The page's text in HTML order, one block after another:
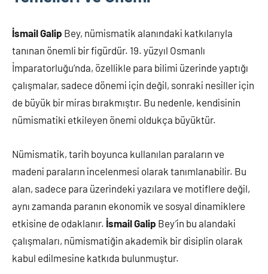
İsmail Galip Bey, nümismatik alanındaki katkılarıyla
tanınan önemli bir figürdür. 19. yüzyıl Osmanlı
İmparatorluğu’nda, özellikle para bilimi üzerinde yaptığı
çalışmalar, sadece dönemi için değil, sonraki nesiller için
de büyük bir miras bırakmıştır. Bu nedenle, kendisinin
nümismatiki etkileyen önemi oldukça büyüktür.
Nümismatik, tarih boyunca kullanılan paraların ve
madeni paraların incelenmesi olarak tanımlanabilir. Bu
alan, sadece para üzerindeki yazılara ve motiflere değil,
aynı zamanda paranın ekonomik ve sosyal dinamiklere
etkisine de odaklanır. İsmail Galip Bey’in bu alandaki
çalışmaları, nümismatiğin akademik bir disiplin olarak
kabul edilmesine katkıda bulunmuştur.